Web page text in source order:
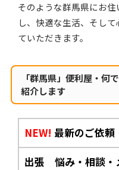
そのような群馬県にお
し、快適な生活、そし
ていただきます。
「群馬県」便利屋・何
紹介します
NEW! 最新のご依頼
出張 悩み・相談・